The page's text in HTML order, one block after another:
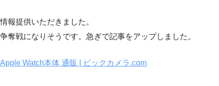
情報提供いただきました。
争奪戦になりそうです。急ぎで記事をアップしました。
Apple Watch本体 通販 | ビックカメラ.com